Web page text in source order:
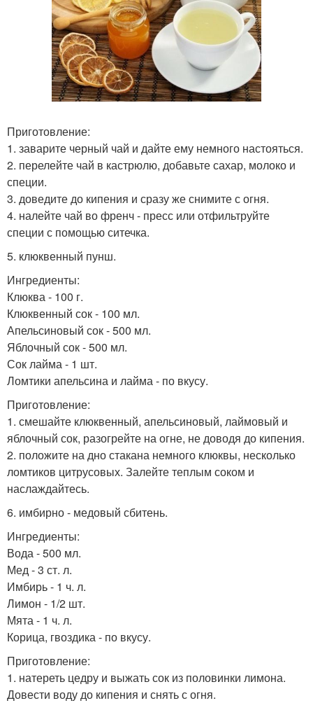
Приготовление:
1. заварите черный чай и дайте ему немного настояться.
2. перелейте чай в кастрюлю, добавьте сахар, молоко и
специи.
3. доведите до кипения и сразу же снимите с огня.
4. налейте чай во френч - пресс или отфильтруйте
специи с помощью ситечка.
5. клюквенный пунш.
Ингредиенты:
Клюква - 100 г.
Клюквенный сок - 100 мл.
Апельсиновый сок - 500 мл.
Яблочный сок - 500 мл.
Сок лайма - 1 шт.
Ломтики апельсина и лайма - по вкусу.
Приготовление:
1. смешайте клюквенный, апельсиновый, лаймовый и
яблочный сок, разогрейте на огне, не доводя до кипения.
2. положите на дно стакана немного клюквы, несколько
ломтиков цитрусовых. Залейте теплым соком и
наслаждайтесь.
6. имбирно - медовый сбитень.
Ингредиенты:
Вода - 500 мл.
Мед - 3 ст. л.
Имбирь - 1 ч. л.
Лимон - 1/2 шт.
Мята - 1 ч. л.
Корица, гвоздика - по вкусу.
Приготовление:
1. натереть цедру и выжать сок из половинки лимона.
Довести воду до кипения и снять с огня.